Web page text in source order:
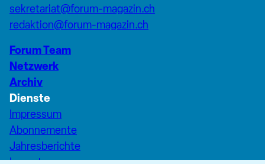
sekretariat@forum-magazin.ch
redaktion@forum-magazin.ch
Forum Team
Netzwerk
Archiv
Dienste
Impressum
Abonnemente
Jahresberichte